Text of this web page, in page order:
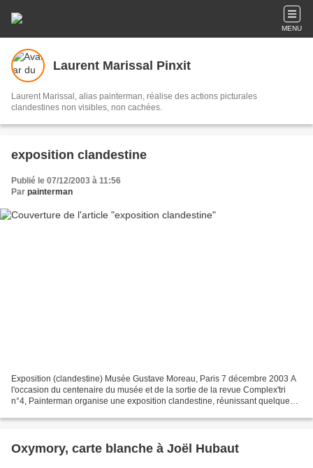
MENU
Laurent Marissal Pinxit
Laurent Marissal, alias painterman, réalise des actions picturales
clandestines non visibles, non cachées.
exposition clandestine
Publié le 07/12/2003 à 11:56
Par painterman
Exposition (clandestine) Musée Gustave Moreau, Paris 7 décembre 2003 A
l'occasion du centenaire du musée et de la sortie de la revue Complex'tri
n°4, Painterman organise une exposition clandestine, réunissant quelques
Oxymory, carte blanche à Joël Hubaut